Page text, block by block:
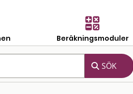
Beräkningsmoduler